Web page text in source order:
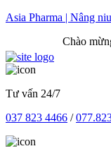
Skip
Asia Pharma | Nâng
Chào mừng
Tư vấn 24/7
037 823 4466 /